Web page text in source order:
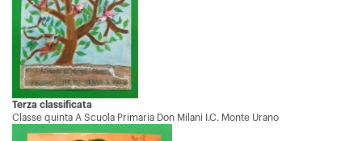
Terza classificata
Classe quinta A Scuola Primaria Don Milani I.C. Monte Urano